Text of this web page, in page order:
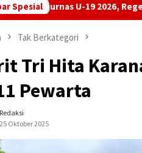
Spesial Atlet Muda Mulai
Tak Berkategori
Tri Hita
Pewarta
Redaksi
25 Oktober 2025